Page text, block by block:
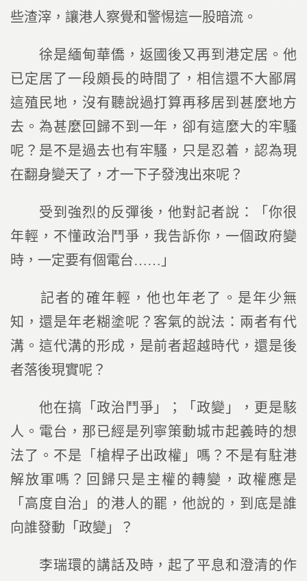
些渣滓，讓港人察覺和警惕這一股暗流。
徐是緬甸華僑，返國後又再到港定居。他
已定居了一段頗長的時間了，相信還不大鄙屑
這殖民地，沒有聽說過打算再移居到甚麼地方
去。為甚麼回歸不到一年，卻有這麼大的牢騷
呢？是不是過去也有牢騷，只是忍着，認為現
在翻身變天了，才一下子發洩出來呢？
受到強烈的反彈後，他對記者說：「你很
年輕，不懂政治鬥爭，我告訴你，一個政府變
時，一定要有個電台……」
記者的確年輕，他也年老了。是年少無
知，還是年老糊塗呢？客氣的說法：兩者有代
溝。這代溝的形成，是前者超越時代，還是後
者落後現實呢？
他在搞「政治鬥爭」；「政變」，更是駭
人。電台，那已經是列寧策動城市起義時的想
法了。不是「槍桿子出政權」嗎？不是有駐港
解放軍嗎？回歸只是主權的轉變，政權應是
「高度自治」的港人的罷，他說的，到底是誰
向誰發動「政變」？
李瑞環的講話及時，起了平息和澄清的作